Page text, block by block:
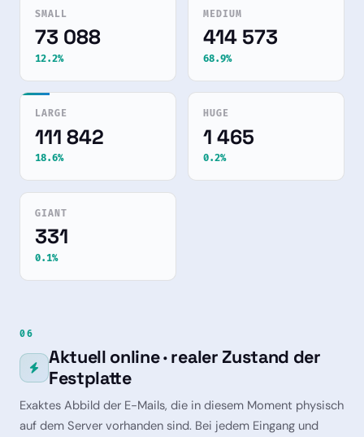
SMALL
73 088
12.2%
MEDIUM
414 573
68.9%
LARGE
111 842
18.6%
HUGE
1 465
0.2%
GIANT
331
0.1%
06
Aktuell online · realer Zustand der
Festplatte
Exaktes Abbild der E-Mails, die in diesem Moment physisch
auf dem Server vorhanden sind. Bei jedem Eingang und